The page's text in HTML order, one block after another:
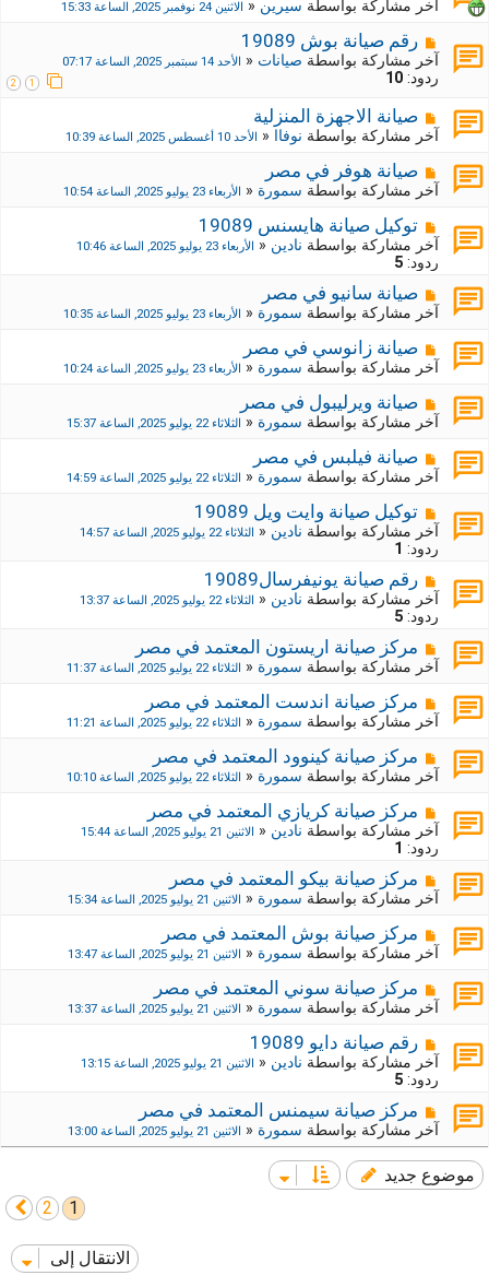
آخر مشاركة بواسطة سيرين« الاثنين 24 نوفمبر 2025, الساعة 15:33
رقم صيانة بوش 19089
آخر مشاركة بواسطة صيانات« الأحد 14 سبتمبر 2025, الساعة 07:17
ردود: 10
1
2
صيانة الاجهزة المنزلية
آخر مشاركة بواسطة نوفاا« الأحد 10 أغسطس 2025, الساعة 10:39
صيانة هوفر في مصر
آخر مشاركة بواسطة سمورة« الأربعاء 23 يوليو 2025, الساعة 10:54
توكيل صيانة هايسنس 19089
آخر مشاركة بواسطة نادين« الأربعاء 23 يوليو 2025, الساعة 10:46
ردود: 5
صيانة سانيو في مصر
آخر مشاركة بواسطة سمورة« الأربعاء 23 يوليو 2025, الساعة 10:35
صيانة زانوسي في مصر
آخر مشاركة بواسطة سمورة« الأربعاء 23 يوليو 2025, الساعة 10:24
صيانة ويرليبول في مصر
آخر مشاركة بواسطة سمورة« الثلاثاء 22 يوليو 2025, الساعة 15:37
صيانة فيلبس في مصر
آخر مشاركة بواسطة سمورة« الثلاثاء 22 يوليو 2025, الساعة 14:59
توكيل صيانة وايت ويل 19089
آخر مشاركة بواسطة نادين« الثلاثاء 22 يوليو 2025, الساعة 14:57
ردود: 1
رقم صيانة يونيفرسال19089
آخر مشاركة بواسطة نادين« الثلاثاء 22 يوليو 2025, الساعة 13:37
ردود: 5
مركز صيانة اريستون المعتمد في مصر
آخر مشاركة بواسطة سمورة« الثلاثاء 22 يوليو 2025, الساعة 11:37
مركز صيانة اندست المعتمد في مصر
آخر مشاركة بواسطة سمورة« الثلاثاء 22 يوليو 2025, الساعة 11:21
مركز صيانة كينوود المعتمد في مصر
آخر مشاركة بواسطة سمورة« الثلاثاء 22 يوليو 2025, الساعة 10:10
مركز صيانة كريازي المعتمد في مصر
آخر مشاركة بواسطة نادين« الاثنين 21 يوليو 2025, الساعة 15:44
ردود: 1
مركز صيانة بيكو المعتمد في مصر
آخر مشاركة بواسطة سمورة« الاثنين 21 يوليو 2025, الساعة 15:34
مركز صيانة بوش المعتمد في مصر
آخر مشاركة بواسطة سمورة« الاثنين 21 يوليو 2025, الساعة 13:47
مركز صيانة سوني المعتمد في مصر
آخر مشاركة بواسطة سمورة« الاثنين 21 يوليو 2025, الساعة 13:37
رقم صيانة دايو 19089
آخر مشاركة بواسطة نادين« الاثنين 21 يوليو 2025, الساعة 13:15
ردود: 5
مركز صيانة سيمنس المعتمد في مصر
آخر مشاركة بواسطة سمورة« الاثنين 21 يوليو 2025, الساعة 13:00
موضوع جديد
1
2التالي
الانتقال إلى